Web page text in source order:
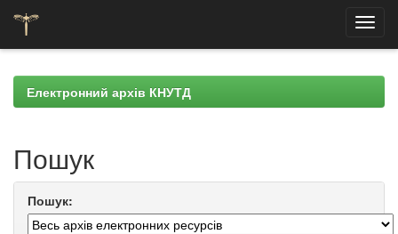
navigationЕлектронний архів КНУТД
Пошук
Пошук: